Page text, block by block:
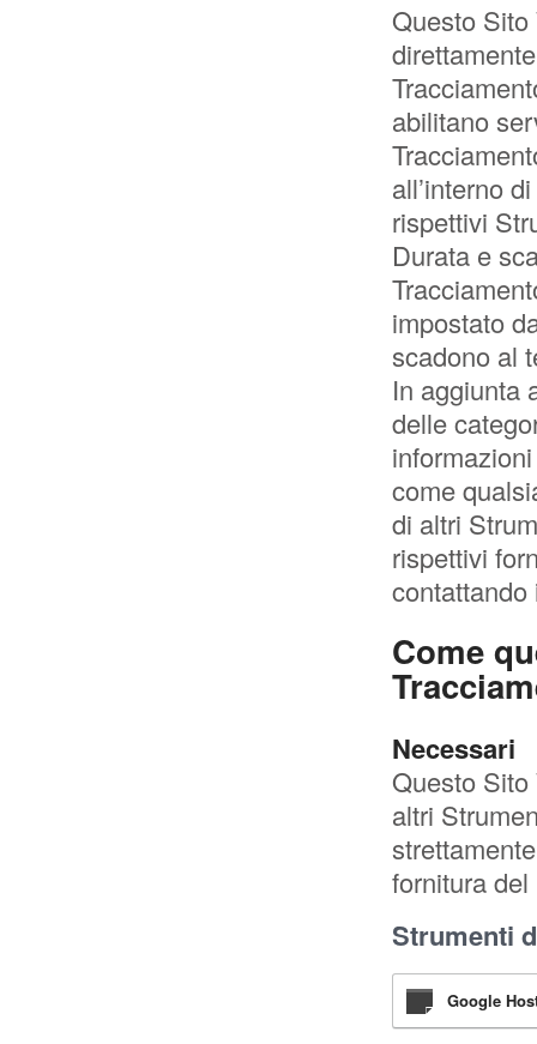
Questo
abilitano
all’interno
rispettivi
Durata e
impostato
scadono al
In aggiunta
delle
come
di altri
rispettivi
contattando
Come
Necessari
Questo Sito
altri
fornitura
Strumenti
Google